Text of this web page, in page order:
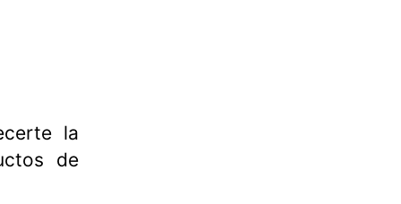
la
de